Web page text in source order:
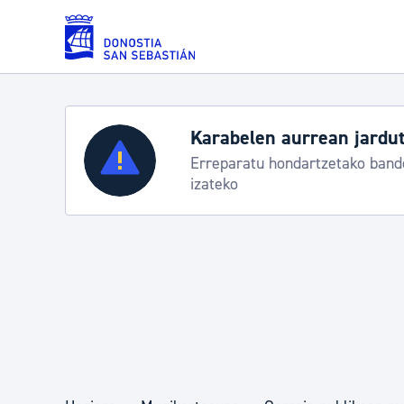
Eduki nagusira joan
Zerbitzuak
Errolda eta gai pertsonalak
Karabelen aurrean
Erreparatu hondartzetako
izateko